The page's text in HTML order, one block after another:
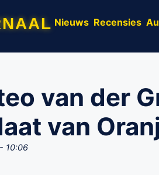
Nieuws Recensies
van der
van
10:06